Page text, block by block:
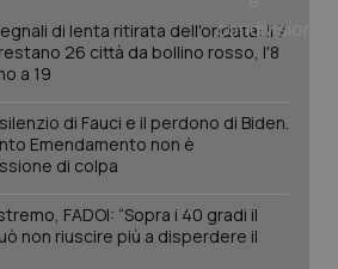
di lenta ritirata dell'ondata: il 7
26 città da bollino rosso, l'8
a 19
di Fauci e il perdono di Biden.
Emendamento non è
di colpa
FADOI: “Sopra i 40 gradi il
non riuscire più a disperdere il